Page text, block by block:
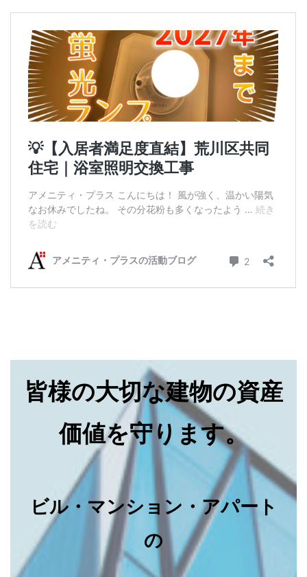
皆様の大切な建物の資産
価値を守ります。
ビル・マンション・アパート
の